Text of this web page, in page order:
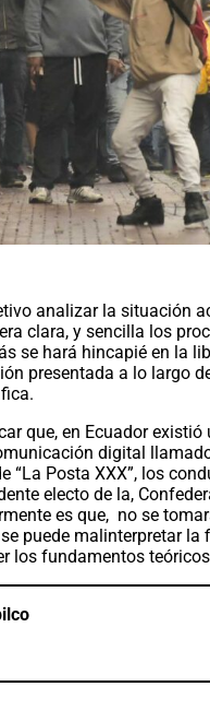
analizar la situación
clara, y sencilla los
se hará hincapié en la
presentada a lo largo
que, en Ecuador
digital
“La Posta XXX”, los
electo de la,
es que, no se
puede malinterpretar
los fundamentos